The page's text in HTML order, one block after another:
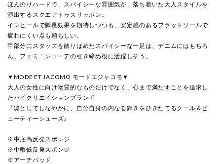
ほんのりハードで、スパイシーな雰囲気が、落ち着いた大人スタイルを
演出するスクエアトゥスリッポン。
インヒールで脚長効果を期待しつつも、安定感のあるフラットソールで
疲れにくい点も頼もしい。
甲部分にスタッズを散りばめたスパイシーな一足は、デニムにはもちろ
ん、フェミニンコーデの引き締め役に活躍しそう。
▼MODE ET JACOMO モードエジャコモ▼
大人の女性に向け物質的なものだけでなく、心まで満たすことを追求し
たハイクリエイションブランド
『凛としてしなやかに、自分自身の内なる輝きをひきたてるクール＆ビ
ューティーシューズ』
※中底高反発スポンジ
※中敷低反発スポンジ
※アーチパッド